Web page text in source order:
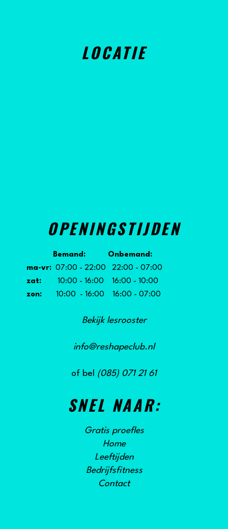
LOCATIE
OPENINGSTIJDEN
Bemand: Onbemand:
ma-vr: 07:00 - 22:00 22:00 - 07:00
zat:10:00 - 16:00 16:00 - 10:00
zon: 10:00 - 16:00 16:00 - 07:00
Bekijk lesrooster
info@reshapeclub.nl
of bel (085) 071 21 61
SNEL NAAR:
Gratis proefles
Home
Leeftijden
Bedrijfsfitness
Contact